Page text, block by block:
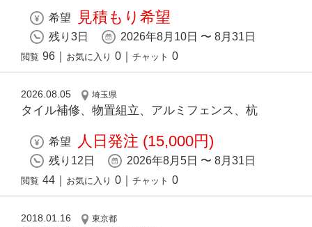
希望 見積もり希望
残り3日 2026年8月10日 〜 8月31日
閲覧 96 お気に入り 0 チャット 0
2026.08.05 埼玉県
タイル補修、物置組立、アルミフェンス、杭
希望 人日発注 (15,000円)
残り12日 2026年8月5日 〜 8月31日
閲覧 44 お気に入り 0 チャット 0
2018.01.16 東京都